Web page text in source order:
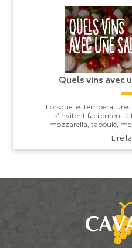
Quels vins avec
Lorsque les températures
s’invitent facilement à
mozzarella, taboulé,
Lire